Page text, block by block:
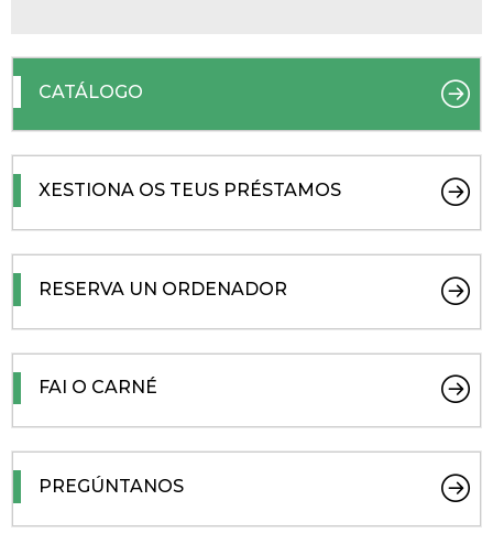
CATÁLOGO
XESTIONA OS TEUS PRÉSTAMOS
RESERVA UN ORDENADOR
FAI O CARNÉ
PREGÚNTANOS